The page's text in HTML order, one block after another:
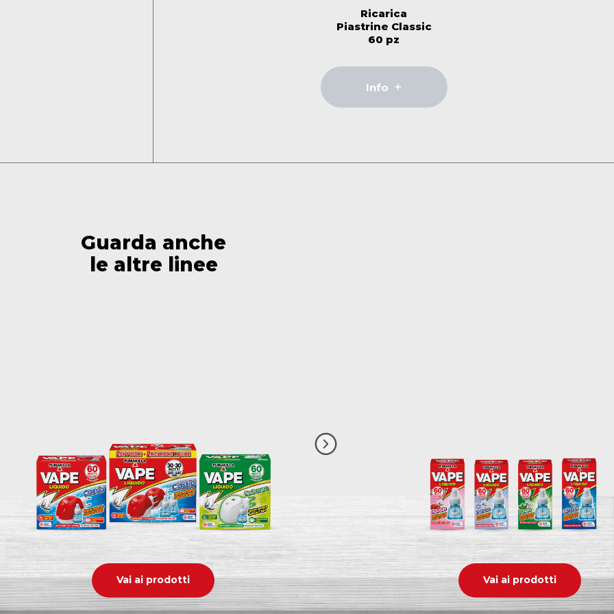
Ricarica
Piastrine Classic
60 pz
Info
Guarda anche
le altre linee
Vai ai prodotti Vai ai prodotti